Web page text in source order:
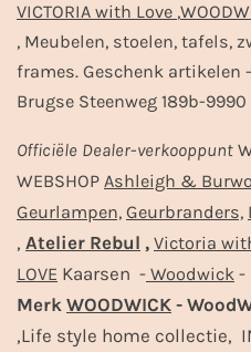
VICTORIA with Love ,
, Meubelen, stoelen, tafels,
frames. Geschenk artikelen
Brugse Steenweg 189b-
Officiële Dealer-verkooppunt
WEBSHOP Ashleigh &
Geurlampen, Geurbranders,
, Atelier Rebul , Victoria
LOVE Kaarsen - Woodwick -
Merk WOODWICK -
,Life style home collectie,